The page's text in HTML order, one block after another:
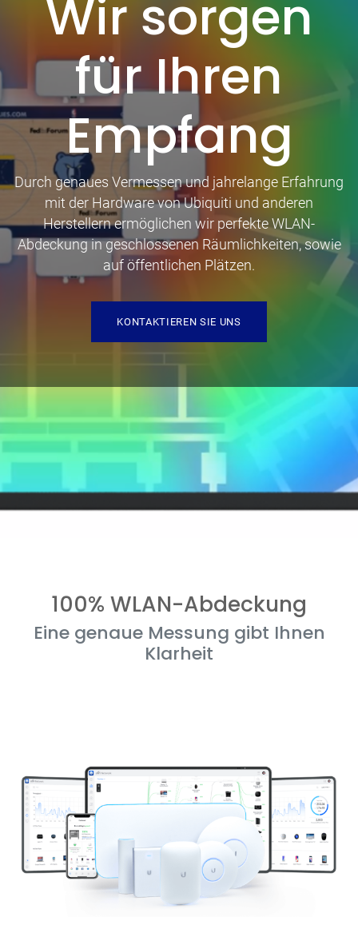
Wir sorgen
für Ihren
Empfang
Durch genaues Vermessen und jahrelange Erfahrung
mit der Hardware von Ubiquiti und anderen
Herstellern ermöglichen wir perfekte WLAN-
Abdeckung in geschlossenen Räumlichkeiten, sowie
auf öffentlichen Plätzen.
KONTAKTIEREN SIE UNS
100% WLAN-Abdeckung
Eine genaue Messung gibt Ihnen
Klarheit